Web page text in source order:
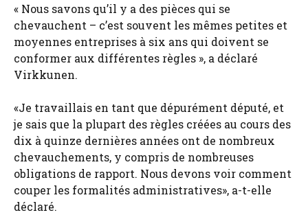
« Nous savons qu’il y a des pièces qui se
chevauchent – c’est souvent les mêmes petites et
moyennes entreprises à six ans qui doivent se
conformer aux différentes règles », a déclaré
Virkkunen.
«Je travaillais en tant que dépurément député, et
je sais que la plupart des règles créées au cours des
dix à quinze dernières années ont de nombreux
chevauchements, y compris de nombreuses
obligations de rapport. Nous devons voir comment
couper les formalités administratives», a-t-elle
déclaré.